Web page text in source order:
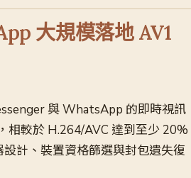
大規模落地 AV1
與 WhatsApp 的即時視訊
，相較於 H.264/AVC 達到至少 20%
計、裝置資格篩選與封包遺失復